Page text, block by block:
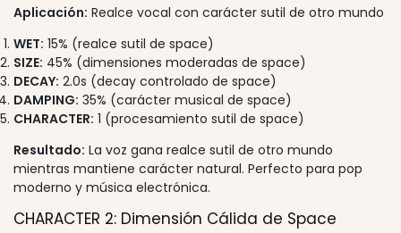
Aplicación: Realce vocal con carácter sutil de otro mundo
WET: 15% (realce sutil de space)
SIZE: 45% (dimensiones moderadas de space)
DECAY: 2.0s (decay controlado de space)
DAMPING: 35% (carácter musical de space)
CHARACTER: 1 (procesamiento sutil de space)
Resultado: La voz gana realce sutil de otro mundo
mientras mantiene carácter natural. Perfecto para pop
moderno y música electrónica.
CHARACTER 2: Dimensión Cálida de Space